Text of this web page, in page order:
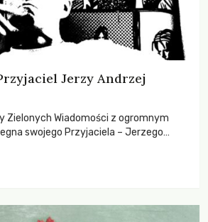
Jerzy Andrzej
Zielonych Wiadomości z ogromnym
swojego Przyjaciela – Jerzego